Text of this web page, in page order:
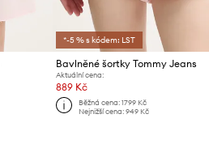
*-5 % s kódem: LST
Bavlněné šortky Tommy Jeans
Aktuální cena:
889 Kč
Běžná cena: 1799 Kč
Nejnižší cena: 949 Kč